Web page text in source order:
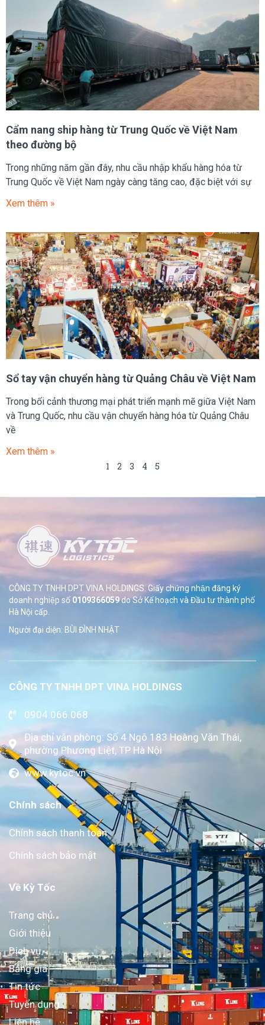
Cẩm nang ship hàng từ Trung Quốc về Việt Nam
theo đường bộ
Trong những năm gần đây, nhu cầu nhập khẩu hàng hóa từ
Trung Quốc về Việt Nam ngày càng tăng cao, đặc biệt với sự
Xem thêm »
Sổ tay vận chuyển hàng từ Quảng Châu về Việt Nam
Trong bối cảnh thương mại phát triển mạnh mẽ giữa Việt Nam
và Trung Quốc, nhu cầu vận chuyển hàng hóa từ Quảng Châu
về
Xem thêm »
1
2 3 4 5
CÔNG TY TNHH DPT VINA HOLDINGS. Giấy chứng nhận đăng ký
doanh nghiệp số 0109366059do SởKế hoạch và Đầu tư thành phố
Hà Nội cấp.
Người đại diện: BÙI ĐÌNH NHẬT
CÔNG TY TNHH DPT VINA HOLDINGS
0904.066.068
Địa chỉ văn phòng: Số 4 Ngõ 183 Hoàng Văn Thái,
phường Phương Liệt, TP Hà Nội
www.kytoc.vn
Chính sách
Chính sách thanh toán
Chính sách bảo mật
Về Kỳ Tốc
Trang chủ
Giới thiệu
Dịch vụ
Bảng giá
Tin tức
Tuyển dụng
Liên hệ